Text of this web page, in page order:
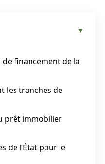
financement de la
les tranches de
prêt immobilier
de l’État pour le